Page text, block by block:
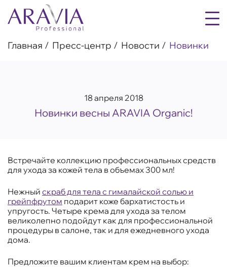
Главная Пресс-центр Новости Новинки
18 апреля 2018
Новинки весны ARAVIA Organic!
Встречайте коллекцию профессиональных средств
для ухода за кожей тела в объемах 300 мл!
Нежный скраб для тела с гималайской солью и
грейпфрутом подарит коже бархатистость и
упругость. Четыре крема для ухода за телом
великолепно подойдут как для профессиональной
процедуры в салоне, так и для ежедневного ухода
дома.
Предложите вашим клиентам крем на выбор: